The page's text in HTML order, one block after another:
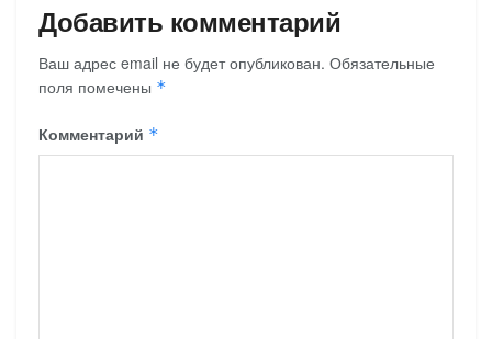
Добавить комментарий
Ваш адрес email не будет опубликован. Обязательные
поля помечены *
Комментарий *